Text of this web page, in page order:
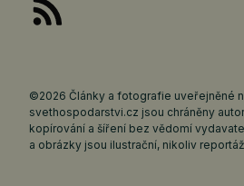
©2026 Články a fotografie uveřejněné
svethospodarstvi.cz jsou chráněny
kopírování a šíření bez vědomí
a obrázky jsou ilustrační, nikoliv